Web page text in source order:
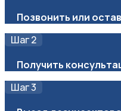
Позвонить или
Шаг 2
Получить
Шаг 3